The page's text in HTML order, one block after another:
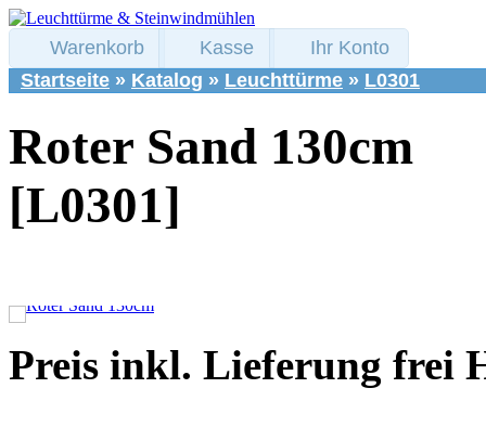
Warenkorb Kasse
Ihr Konto
Startseite » Katalog » Leuchttürme » L0301
Roter Sand 130cm
[L0301]
Preis inkl. Lieferung frei